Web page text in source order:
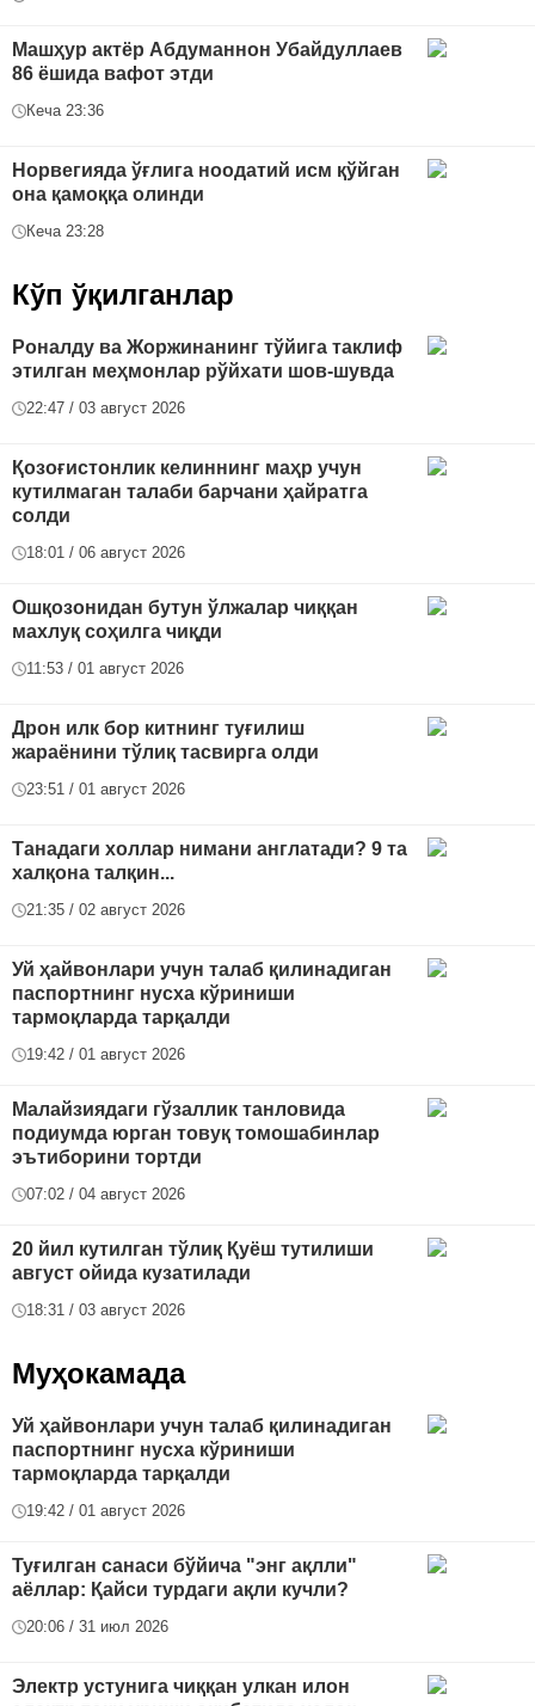
Машҳур актёр Абдуманнон Убайдуллаев
86 ёшида вафот этди
Кеча 23:36
Норвегияда ўғлига ноодатий исм қўйган
она қамоққа олинди
Кеча 23:28
Кўп ўқилганлар
Роналду ва Жоржинанинг тўйига таклиф
этилган меҳмонлар рўйхати шов-шувда
22:47 / 03 август 2026
Қозоғистонлик келиннинг маҳр учун
кутилмаган талаби барчани ҳайратга
солди
18:01 / 06 август 2026
Ошқозонидан бутун ўлжалар чиққан
махлуқ соҳилга чиқди
11:53 / 01 август 2026
Дрон илк бор китнинг туғилиш
жараёнини тўлиқ тасвирга олди
23:51 / 01 август 2026
Танадаги холлар нимани англатади? 9 та
халқона талқин...
21:35 / 02 август 2026
Уй ҳайвонлари учун талаб қилинадиган
паспортнинг нусха кўриниши
тармоқларда тарқалди
19:42 / 01 август 2026
Малайзиядаги гўзаллик танловида
подиумда юрган товуқ томошабинлар
эътиборини тортди
07:02 / 04 август 2026
20 йил кутилган тўлиқ Қуёш тутилиши
август ойида кузатилади
18:31 / 03 август 2026
Муҳокамада
Уй ҳайвонлари учун талаб қилинадиган
паспортнинг нусха кўриниши
тармоқларда тарқалди
19:42 / 01 август 2026
Туғилган санаси бўйича "энг ақлли"
аёллар: Қайси турдаги ақли кучли?
20:06 / 31 июл 2026
Электр устунига чиққан улкан илон